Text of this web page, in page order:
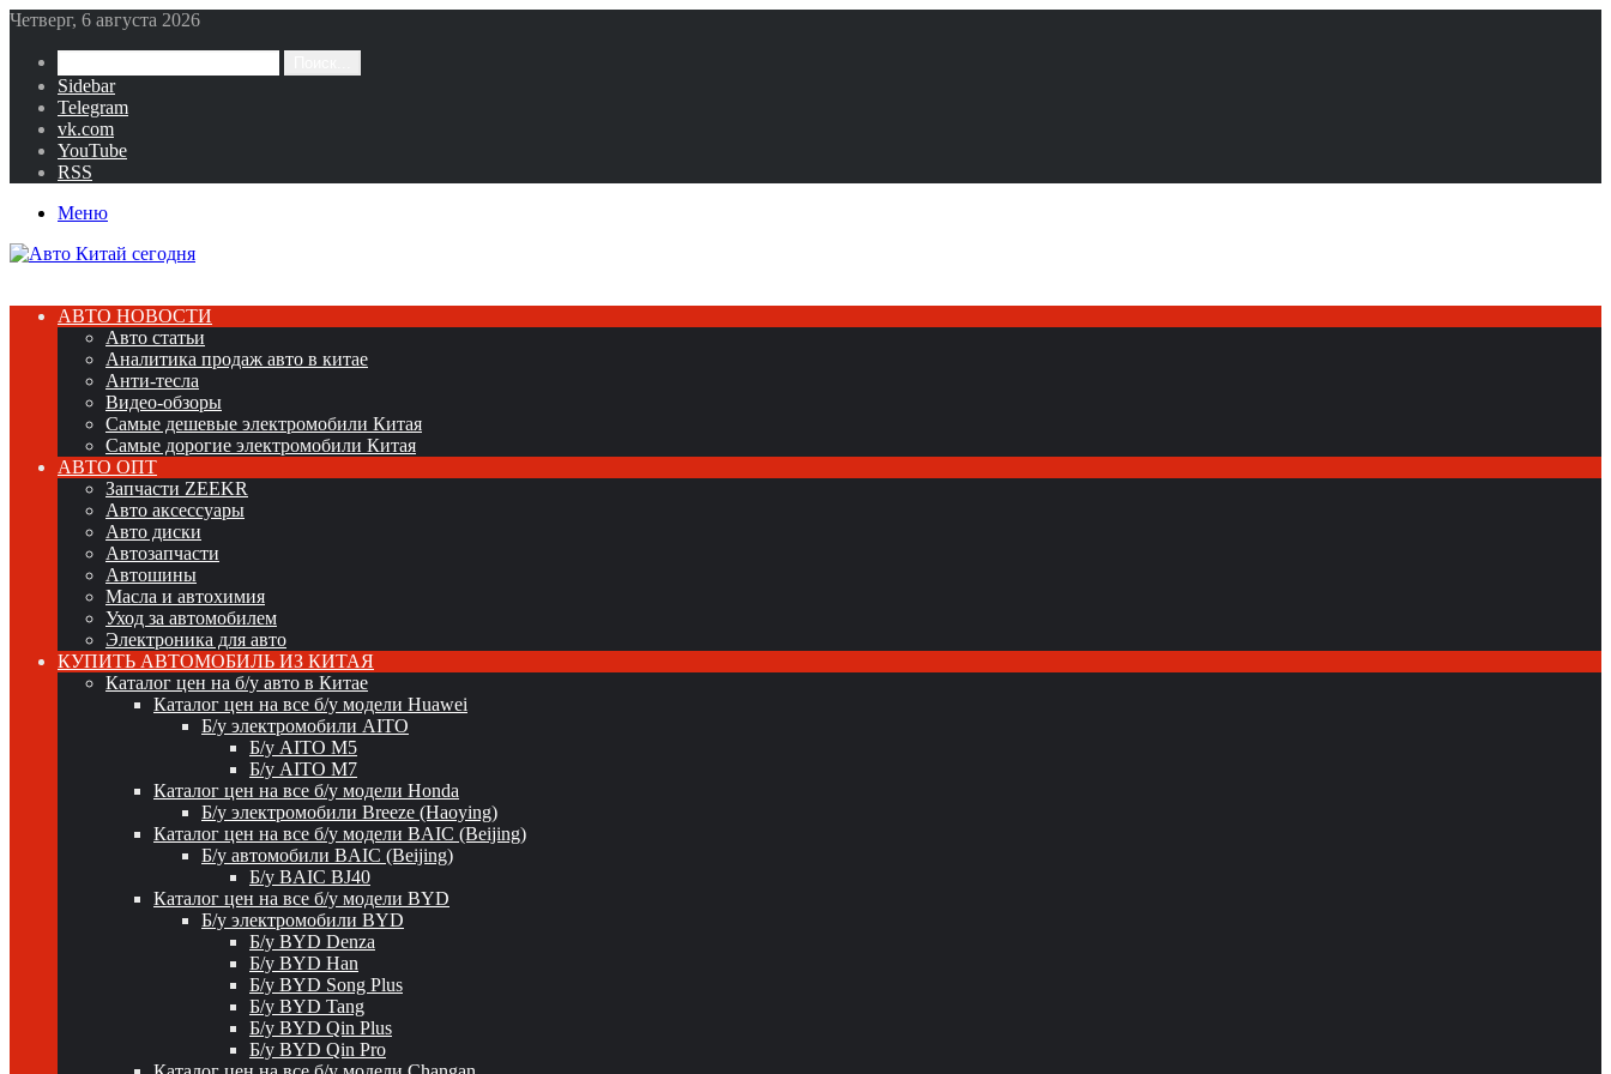
Четверг, 6 августа 2026
Sidebar
Telegram
vk.com
YouTube
RSS
Меню
АВТО НОВОСТИ
Авто статьи
Аналитика продаж авто в китае
Анти-тесла
Видео-обзоры
Самые дешевые электромобили Китая
Самые дорогие электромобили Китая
АВТО ОПТ
Запчасти ZEEKR
Авто аксессуары
Авто диски
Автозапчасти
Автошины
Масла и автохимия
Уход за автомобилем
Электроника для авто
КУПИТЬ АВТОМОБИЛЬ ИЗ КИТАЯ
Каталог цен на б/у авто в Китае
Каталог цен на все б/у модели Huawei
Б/у электромобили AITO
Б/у AITO M5
Б/у AITO M7
Каталог цен на все б/у модели Honda
Б/у электромобили Breeze (Haoying)
Каталог цен на все б/у модели BAIC (Beijing)
Б/у автомобили BAIC (Beijing)
Б/у BAIC BJ40
Каталог цен на все б/у модели BYD
Б/у электромобили BYD
Б/у BYD Denza
Б/у BYD Han
Б/у BYD Song Plus
Б/у BYD Tang
Б/у BYD Qin Plus
Б/у BYD Qin Pro